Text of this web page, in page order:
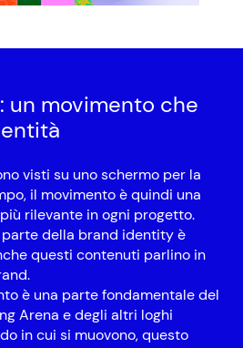
un movimento che
visti su uno schermo per la
il movimento è quindi una
rilevante in ogni progetto.
della brand identity è
questi contenuti parlino in
è una parte fondamentale del
Arena e degli altri loghi
in cui si muovono, questo